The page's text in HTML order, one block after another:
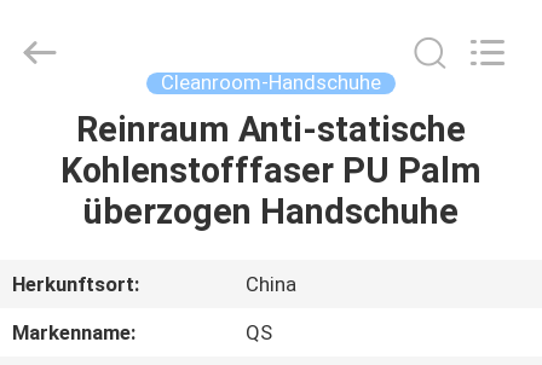
HAUS
PRODUKTE
ÜBER
UNS
Technology
Co.,Ltd.
Cleanroom-Handschuhe
Reinraum Anti-statische
Kohlenstofffaser PU Palm
überzogen Handschuhe
Herkunftsort:
China
Markenname:
QS